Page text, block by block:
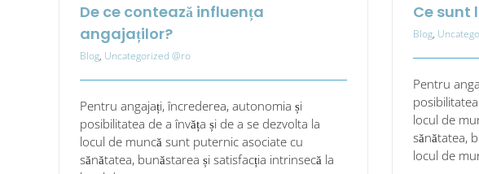
De ce contează influența
angajaților?
Blog, Uncategorized @ro
Pentru angajați, încrederea, autonomia și
posibilitatea de a învăța și de a se dezvolta la
locul de muncă sunt puternic asociate cu
sănătatea, bunăstarea și satisfacția intrinsecă la
Ce sunt
Blog,
Pentru
locul de
sănătatea,
locul de